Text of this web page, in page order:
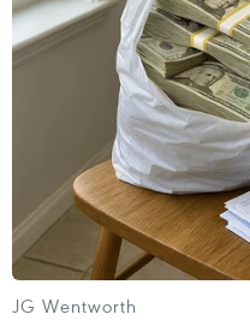
TIN LIÊN QUAN
JG Wentworth